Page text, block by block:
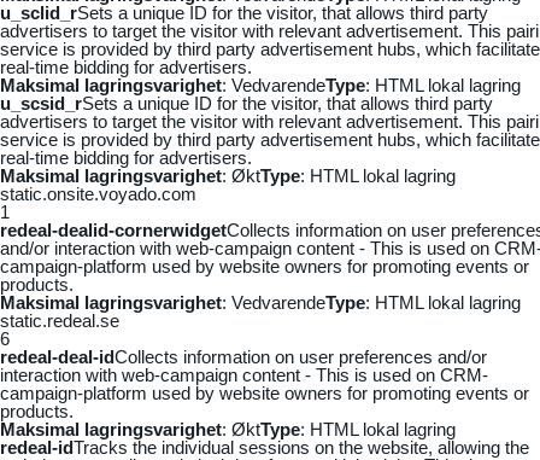
u_sclid_rSets a unique ID for the visitor, that allows third party
advertisers to target the visitor with relevant advertisement. This
service is provided by third party advertisement hubs, which
real-time bidding for advertisers.
Maksimal lagringsvarighet: VedvarendeType: HTML lokal lagring
u_scsid_rSets a unique ID for the visitor, that allows third party
advertisers to target the visitor with relevant advertisement. This
service is provided by third party advertisement hubs, which
real-time bidding for advertisers.
Maksimal lagringsvarighet: ØktType: HTML lokal lagring
static.onsite.voyado.com
1
redeal-dealid-cornerwidgetCollects information on user
and/or interaction with web-campaign content - This is used on
campaign-platform used by website owners for promoting events or
products.
Maksimal lagringsvarighet: VedvarendeType: HTML lokal lagring
static.redeal.se
6
redeal-deal-idCollects information on user preferences and/or
interaction with web-campaign content - This is used on CRM-
campaign-platform used by website owners for promoting events or
products.
Maksimal lagringsvarighet: ØktType: HTML lokal lagring
redeal-idTracks the individual sessions on the website, allowing the